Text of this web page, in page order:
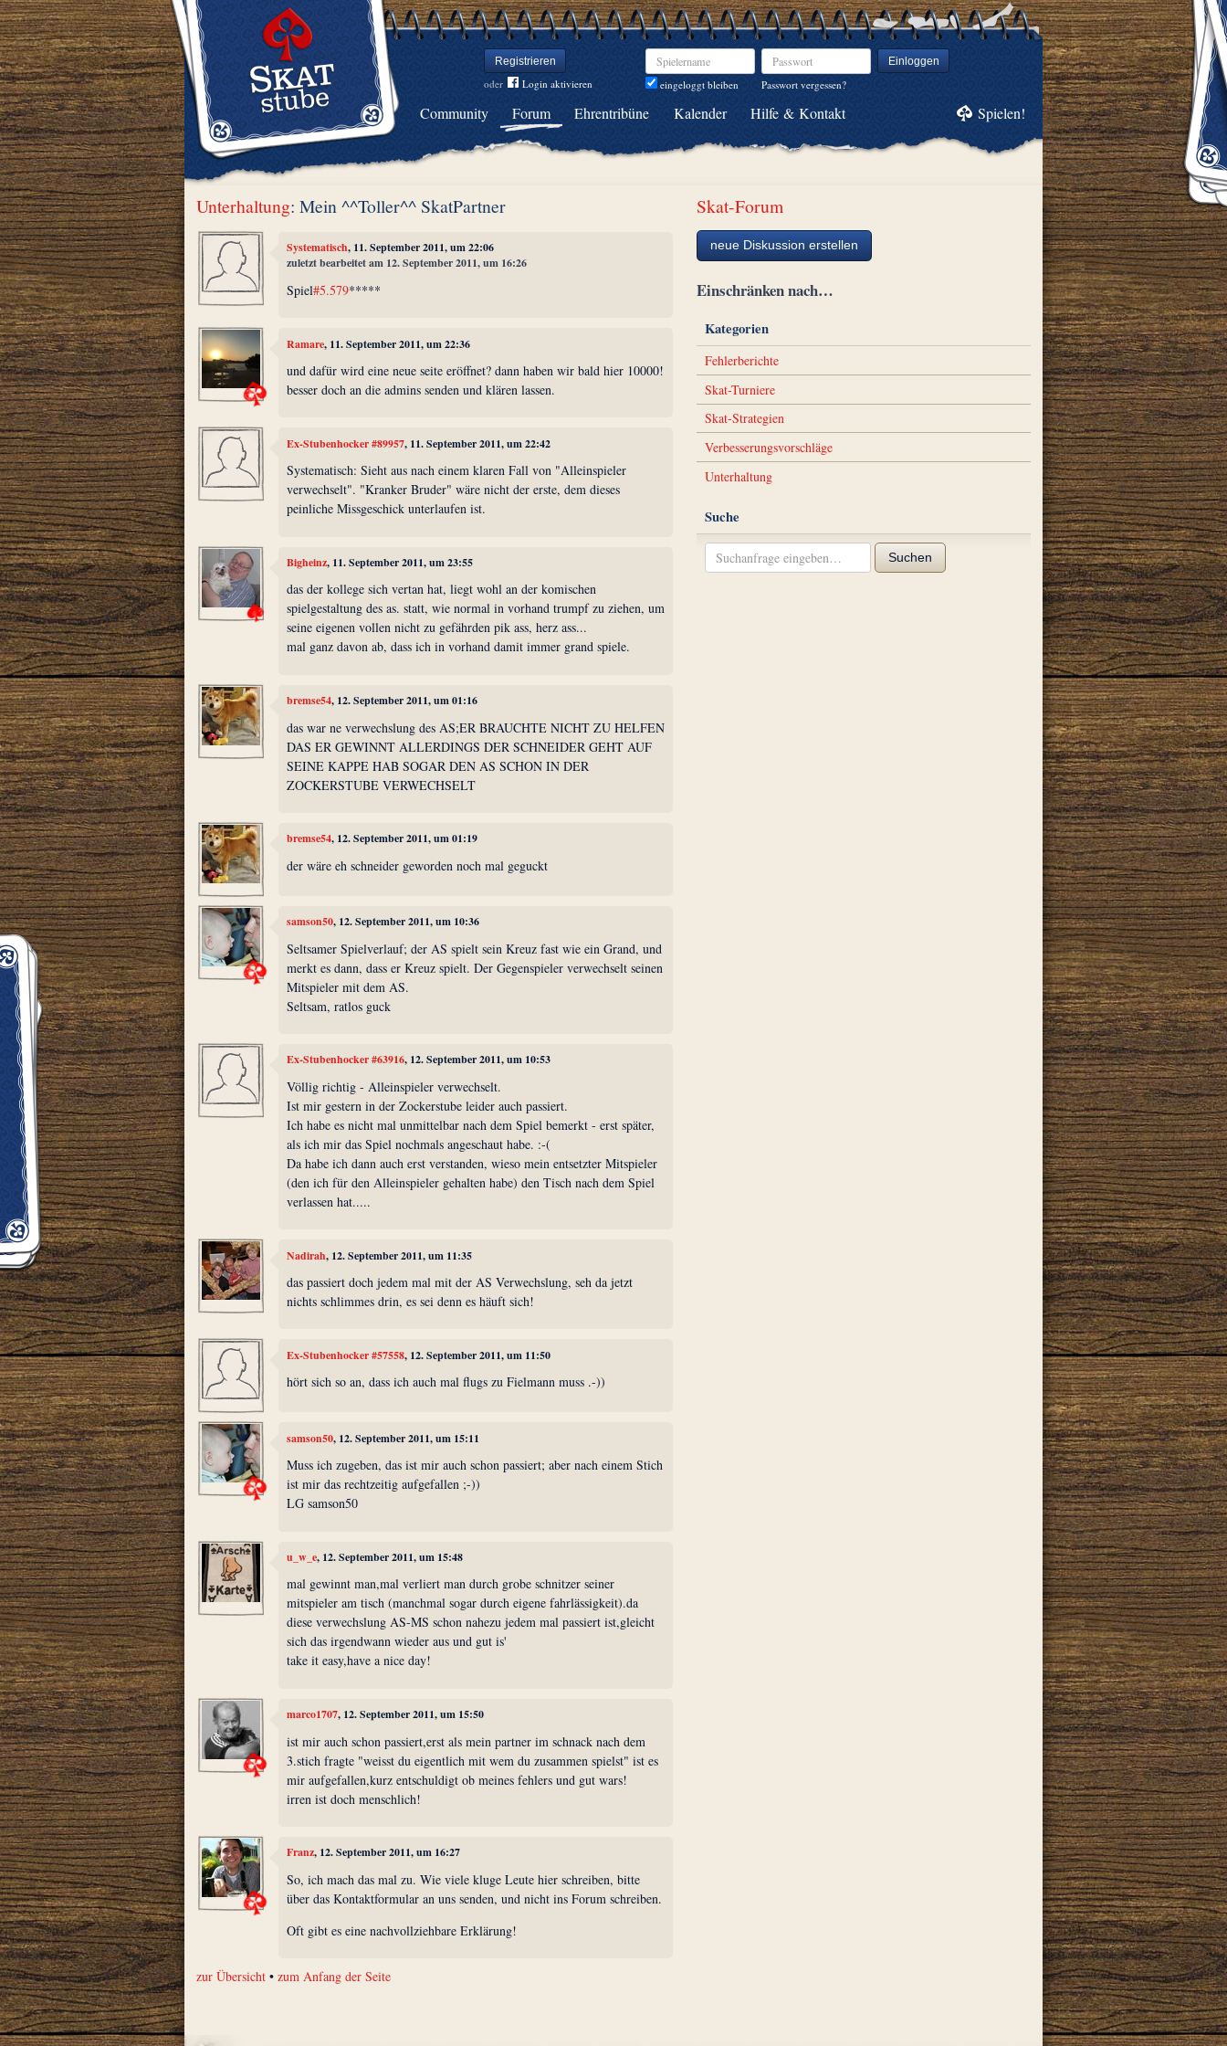
Registrieren
oder Login aktivieren
Spielername
eingeloggt bleiben
Passwort Einloggen
Passwort vergessen?
Community Forum Ehrentribüne Kalender Hilfe & Kontakt Spielen!
Unterhaltung: Mein ^^Toller^^ SkatPartner
Systematisch, 11. September 2011, um 22:06
zuletzt bearbeitet am 12. September 2011, um 16:26
Spiel#5.579*****
Ramare, 11. September 2011, um 22:36
und dafür wird eine neue seite eröffnet? dann haben wir bald hier 10000!
besser doch an die admins senden und klären lassen.
Ex-Stubenhocker #89957, 11. September 2011, um 22:42
Systematisch: Sieht aus nach einem klaren Fall von "Alleinspieler
verwechselt". "Kranker Bruder" wäre nicht der erste, dem dieses
peinliche Missgeschick unterlaufen ist.
Bigheinz, 11. September 2011, um 23:55
das der kollege sich vertan hat, liegt wohl an der komischen
spielgestaltung des as. statt, wie normal in vorhand trumpf zu ziehen, um
seine eigenen vollen nicht zu gefährden pik ass, herz ass...
mal ganz davon ab, dass ich in vorhand damit immer grand spiele.
bremse54, 12. September 2011, um 01:16
das war ne verwechslung des AS;ER BRAUCHTE NICHT ZU HELFEN
DAS ER GEWINNT ALLERDINGS DER SCHNEIDER GEHT AUF
SEINE KAPPE HAB SOGAR DEN AS SCHON IN DER
ZOCKERSTUBE VERWECHSELT
bremse54, 12. September 2011, um 01:19
der wäre eh schneider geworden noch mal geguckt
samson50, 12. September 2011, um 10:36
Seltsamer Spielverlauf; der AS spielt sein Kreuz fast wie ein Grand, und
merkt es dann, dass er Kreuz spielt. Der Gegenspieler verwechselt seinen
Mitspieler mit dem AS.
Seltsam, ratlos guck
Ex-Stubenhocker #63916, 12. September 2011, um 10:53
Völlig richtig - Alleinspieler verwechselt.
Ist mir gestern in der Zockerstube leider auch passiert.
Ich habe es nicht mal unmittelbar nach dem Spiel bemerkt - erst später,
als ich mir das Spiel nochmals angeschaut habe. :-(
Da habe ich dann auch erst verstanden, wieso mein entsetzter Mitspieler
(den ich für den Alleinspieler gehalten habe) den Tisch nach dem Spiel
verlassen hat.....
Nadirah, 12. September 2011, um 11:35
das passiert doch jedem mal mit der AS Verwechslung, seh da jetzt
nichts schlimmes drin, es sei denn es häuft sich!
Ex-Stubenhocker #57558, 12. September 2011, um 11:50
hört sich so an, dass ich auch mal flugs zu Fielmann muss .-))
samson50, 12. September 2011, um 15:11
Muss ich zugeben, das ist mir auch schon passiert; aber nach einem Stich
ist mir das rechtzeitig aufgefallen ;-))
LG samson50
u_w_e, 12. September 2011, um 15:48
mal gewinnt man,mal verliert man durch grobe schnitzer seiner
mitspieler am tisch (manchmal sogar durch eigene fahrlässigkeit).da
diese verwechslung AS-MS schon nahezu jedem mal passiert ist,gleicht
sich das irgendwann wieder aus und gut is'
take it easy,have a nice day!
marco1707, 12. September 2011, um 15:50
ist mir auch schon passiert,erst als mein partner im schnack nach dem
3.stich fragte "weisst du eigentlich mit wem du zusammen spielst" ist es
mir aufgefallen,kurz entschuldigt ob meines fehlers und gut wars!
irren ist doch menschlich!
Franz, 12. September 2011, um 16:27
So, ich mach das mal zu. Wie viele kluge Leute hier schreiben, bitte
über das Kontaktformular an uns senden, und nicht ins Forum schreiben.
Oft gibt es eine nachvollziehbare Erklärung!
zur Übersicht •zum Anfang der Seite
Skat-Forum
neue Diskussion erstellen
Einschränken nach…
Kategorien
Fehlerberichte
Skat-Turniere
Skat-Strategien
Verbesserungsvorschläge
Unterhaltung
Suche
Suchen